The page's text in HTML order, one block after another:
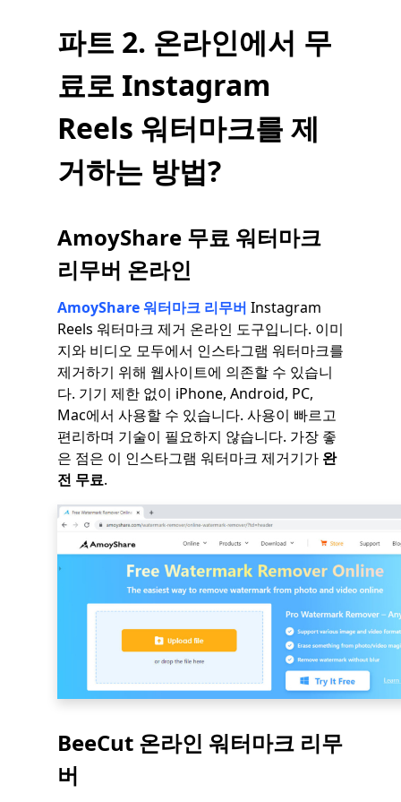
파트 2. 온라인에서 무
료로 Instagram
Reels 워터마크를 제
거하는 방법?
AmoyShare 무료 워터마크
리무버 온라인
AmoyShare 워터마크 리무버 Instagram
Reels 워터마크 제거 온라인 도구입니다. 이미
지와 비디오 모두에서 인스타그램 워터마크를
제거하기 위해 웹사이트에 의존할 수 있습니
다. 기기 제한 없이 iPhone, Android, PC,
Mac에서 사용할 수 있습니다. 사용이 빠르고
편리하며 기술이 필요하지 않습니다. 가장 좋
은 점은 이 인스타그램 워터마크 제거기가 완
전 무료.
BeeCut 온라인 워터마크 리무
버